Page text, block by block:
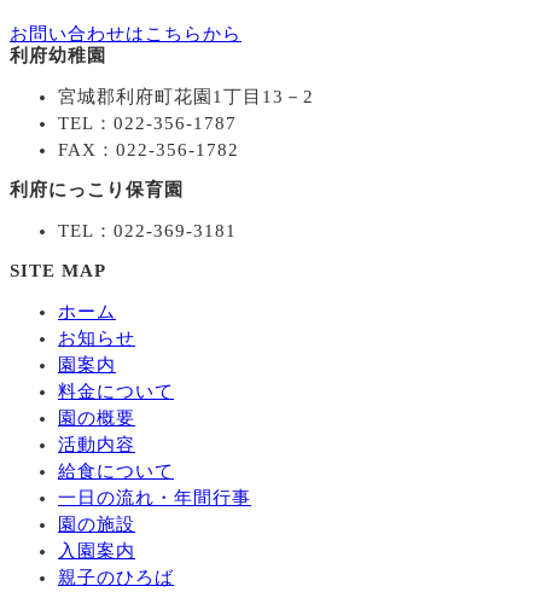
お問い合わせはこちらから
利府幼稚園
宮城郡利府町花園1丁目13－2
TEL：022-356-1787
FAX：022-356-1782
利府にっこり保育園
TEL：022-369-3181
SITE MAP
ホーム
お知らせ
園案内
料金について
園の概要
活動内容
給食について
一日の流れ・年間行事
園の施設
入園案内
親子のひろば